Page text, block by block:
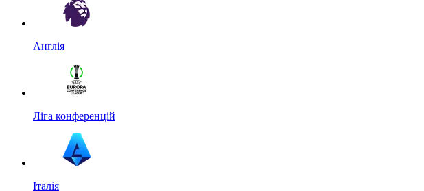
Англія
Ліга конференцій
Італія